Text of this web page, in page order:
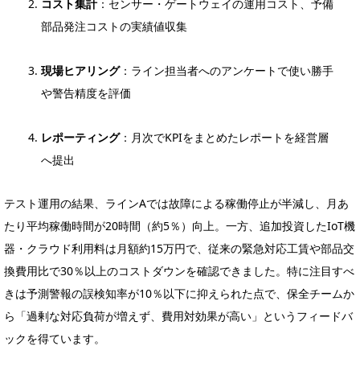
コスト集計：センサー・ゲートウェイの運用コスト、予備
部品発注コストの実績値収集
現場ヒアリング：ライン担当者へのアンケートで使い勝手
や警告精度を評価
レポーティング：月次でKPIをまとめたレポートを経営層
へ提出
テスト運用の結果、ラインAでは故障による稼働停止が半減し、月あ
たり平均稼働時間が20時間（約5％）向上。一方、追加投資したIoT機
器・クラウド利用料は月額約15万円で、従来の緊急対応工賃や部品交
換費用比で30％以上のコストダウンを確認できました。特に注目すべ
きは予測警報の誤検知率が10％以下に抑えられた点で、保全チームか
ら「過剰な対応負荷が増えず、費用対効果が高い」というフィードバ
ックを得ています。